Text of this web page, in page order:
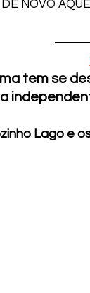
NOVO
tem se
Lago e